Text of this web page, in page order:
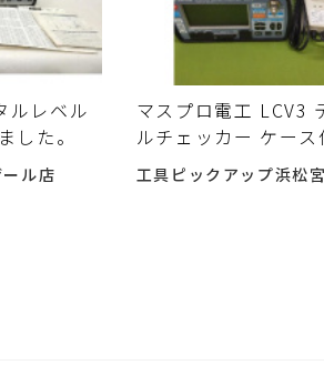
ルレベル
した。
ル店
マスプロ電工 LCV3
ルチェッカー ケース
入荷しました♪
工具ピックアップ浜松